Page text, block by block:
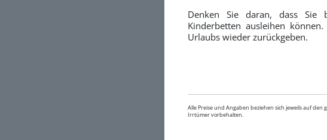
Denken Sie daran, dass Sie
Kinderbetten ausleihen
Urlaubs wieder zurückgeben.
Alle Preise und Angaben beziehen sich jeweils auf
Irrtümer vorbehalten.